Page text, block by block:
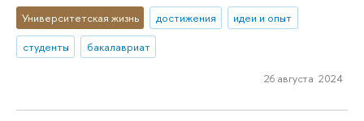
Университетская жизнь достижения
идеи и опыт
студенты
бакалавриат
26 августа 2024